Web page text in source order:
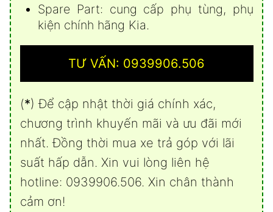
Spare Part: cung cấp phụ tùng, phụ
kiện chính hãng Kia.
TƯ VẤN: 0939906.506
(*) Để cập nhật thời giá chính xác,
chương trình khuyến mãi và ưu đãi mới
nhất. Đồng thời mua xe trả góp với lãi
suất hấp dẫn. Xin vui lòng liên hệ
hotline: 0939906.506. Xin chân thành
cảm ơn!